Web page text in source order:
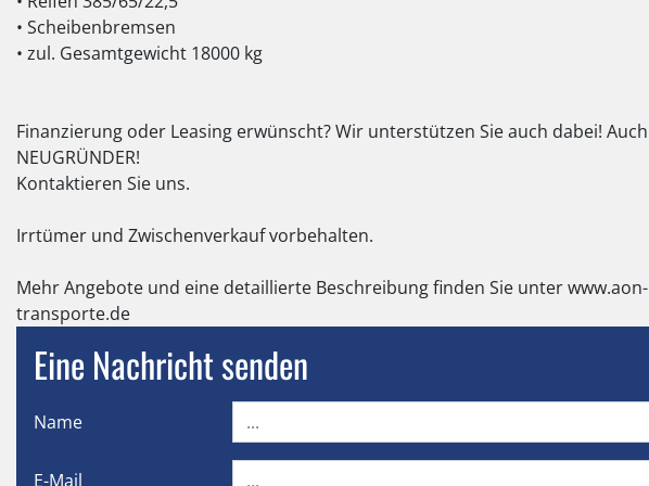
• Scheibenbremsen
• zul. Gesamtgewicht 18000 kg
Finanzierung oder Leasing erwünscht? Wir unterstützen Sie auch dabei! Auch
NEUGRÜNDER!
Kontaktieren Sie uns.
Irrtümer und Zwischenverkauf vorbehalten.
Mehr Angebote und eine detaillierte Beschreibung finden Sie unter www.aon-
transporte.de
Eine Nachricht senden
Name
E-Mail